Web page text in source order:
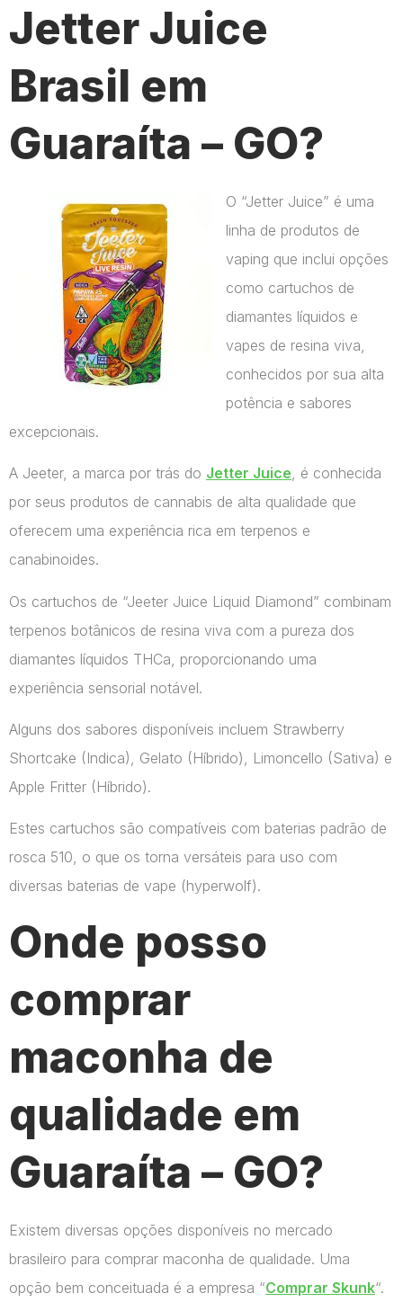
Jetter Juice
Brasil em
Guaraíta – GO?
O “Jetter Juice” é uma
linha de produtos de
vaping que inclui opções
como cartuchos de
diamantes líquidos e
vapes de resina viva,
conhecidos por sua alta
potência e sabores
excepcionais.
A Jeeter, a marca por trás do Jetter Juice, é conhecida
por seus produtos de cannabis de alta qualidade que
oferecem uma experiência rica em terpenos e
canabinoides.
Os cartuchos de “Jeeter Juice Liquid Diamond” combinam
terpenos botânicos de resina viva com a pureza dos
diamantes líquidos THCa, proporcionando uma
experiência sensorial notável.
Alguns dos sabores disponíveis incluem Strawberry
Shortcake (Indica), Gelato (Híbrido), Limoncello (Sativa) e
Apple Fritter (Híbrido).
Estes cartuchos são compatíveis com baterias padrão de
rosca 510, o que os torna versáteis para uso com
diversas baterias de vape​ (hyperwolf)​.
Onde posso
comprar
maconha de
qualidade em
Guaraíta – GO?
Existem diversas opções disponíveis no mercado
brasileiro para comprar maconha de qualidade. Uma
opção bem conceituada é a empresa “Comprar Skunk“.